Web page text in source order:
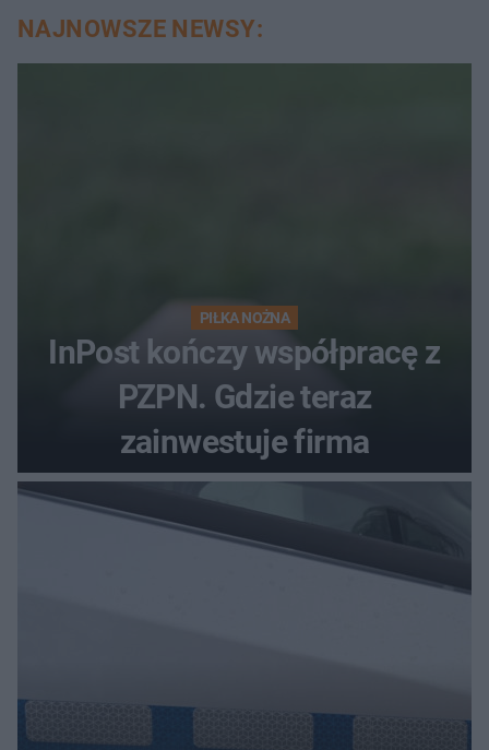
NAJNOWSZE NEWSY:
PIŁKA NOŻNA
InPost kończy współpracę z
PZPN. Gdzie teraz
zainwestuje firma